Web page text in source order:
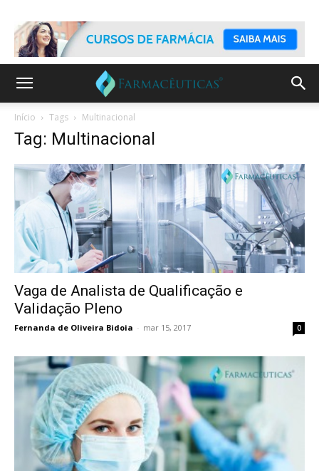
Início Tags Multinacional
Tag: Multinacional
Vaga de Analista de Qualificação e
Validação Pleno
Fernanda de Oliveira Bidoia - mar 15, 2017 0